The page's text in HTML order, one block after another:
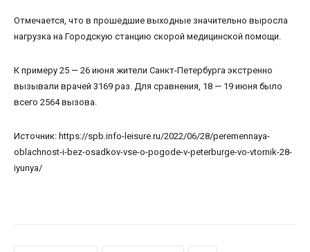
Отмечается, что в прошедшие выходные значительно выросла
нагрузка на Городскую станцию скорой медицинской помощи.
К примеру 25 — 26 июня жители Санкт-Петербурга экстренно
вызывали врачей 3169 раз. Для сравнения, 18 — 19 июня было
всего 2564 вызова.
Источник: https://spb.info-leisure.ru/2022/06/28/peremennaya-
oblachnost-i-bez-osadkov-vse-o-pogode-v-peterburge-vo-vtornik-28-
iyunya/